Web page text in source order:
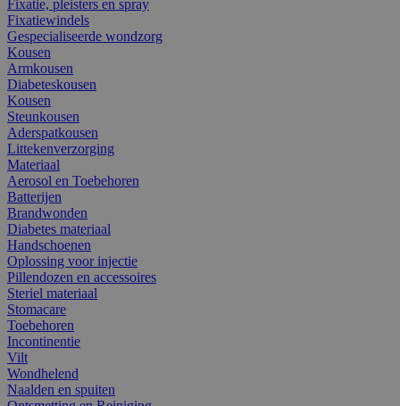
Fixatie, pleisters en spray
Fixatiewindels
Gespecialiseerde wondzorg
Kousen
Armkousen
Diabeteskousen
Kousen
Steunkousen
Aderspatkousen
Littekenverzorging
Materiaal
Aerosol en Toebehoren
Batterijen
Brandwonden
Diabetes materiaal
Handschoenen
Oplossing voor injectie
Pillendozen en accessoires
Steriel materiaal
Stomacare
Toebehoren
Incontinentie
Vilt
Wondhelend
Naalden en spuiten